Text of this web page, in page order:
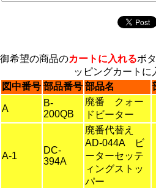
御希望の商品のカートに入れるボ
ッピングカートに
図中番号 部品番号 部品名
A
B-
200QB
廃番 クォー
ドビーター
A-1
DC-
394A
廃番代替え
AD-044A ビ
ーターセッテ
ィングストッ
パー